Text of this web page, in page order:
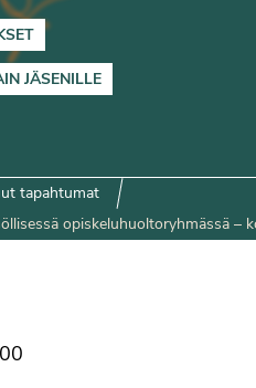
JÄSENILLE
tapahtumat
opiskeluhuoltoryhmässä